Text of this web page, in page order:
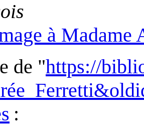
à Madame
de "https://
: